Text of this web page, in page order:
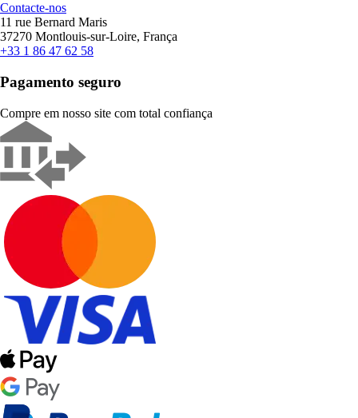
Contacte-nos
11 rue Bernard Maris
37270 Montlouis-sur-Loire, França
+33 1 86 47 62 58
Pagamento seguro
Compre em nosso site com total confiança